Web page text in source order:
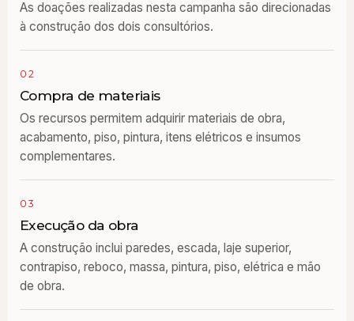
As doações realizadas nesta campanha são direcionadas
à construção dos dois consultórios.
02
Compra de materiais
Os recursos permitem adquirir materiais de obra,
acabamento, piso, pintura, itens elétricos e insumos
complementares.
03
Execução da obra
A construção inclui paredes, escada, laje superior,
contrapiso, reboco, massa, pintura, piso, elétrica e mão
de obra.